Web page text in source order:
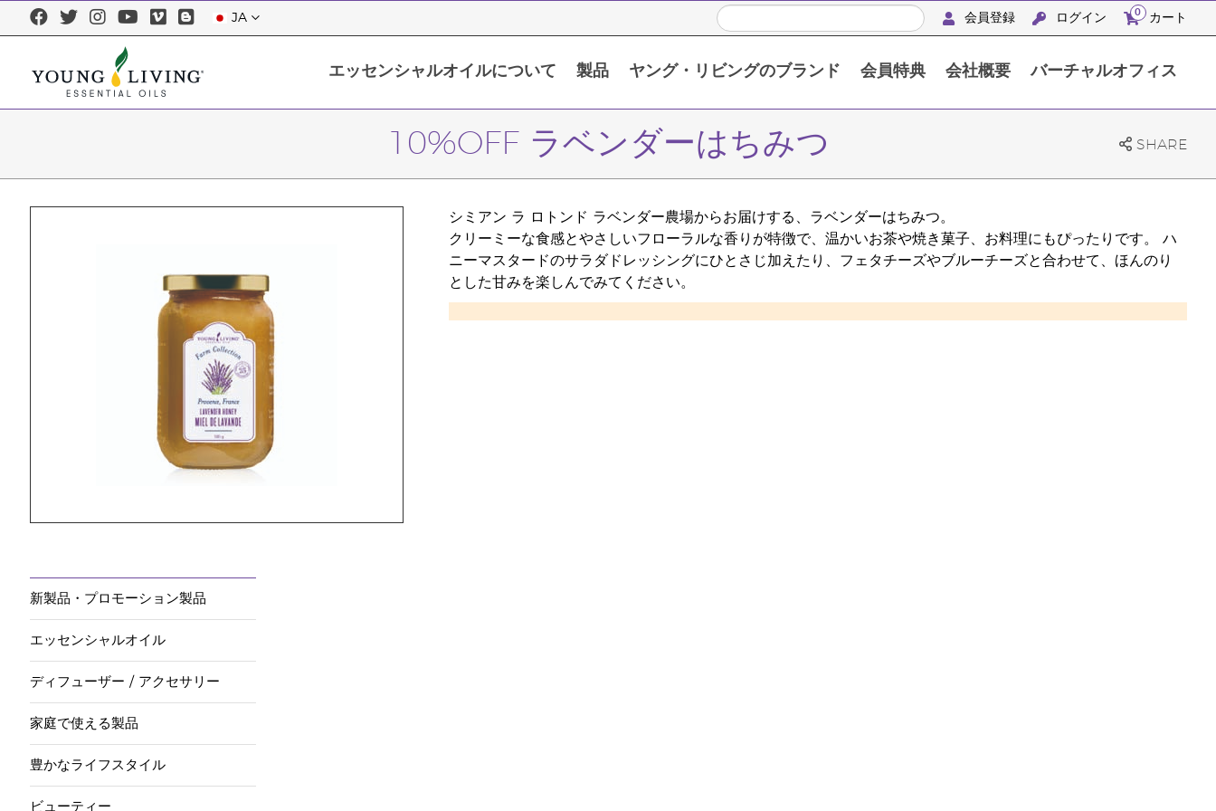
JA 会員登録 ログイン 0 カート
エッセンシャルオイルについて 製品 ヤング・リビングのブランド 会員特典 会社概要 バーチャルオフィス
10%OFF ラベンダーはちみつ SHARE
シミアン ラ ロトンド ラベンダー農場からお届けする、ラベンダーはちみつ。
クリーミーな食感とやさしいフローラルな香りが特徴で、温かいお茶や焼き菓子、お料理にもぴったりです。 ハ
ニーマスタードのサラダドレッシングにひとさじ加えたり、フェタチーズやブルーチーズと合わせて、ほんのり
とした甘みを楽しんでみてください。
新製品・プロモーション製品
エッセンシャルオイル
ディフューザー / アクセサリー
家庭で使える製品
豊かなライフスタイル
ビューティー